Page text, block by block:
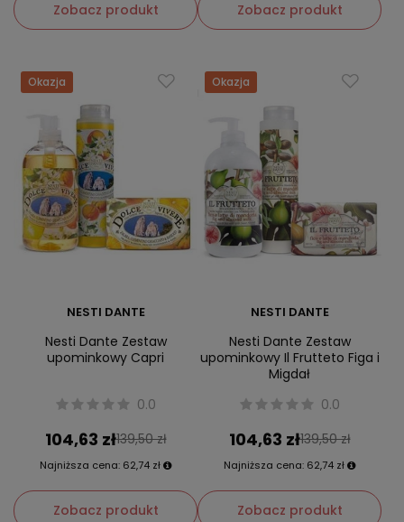
Zobacz produkt Zobacz produkt
Okazja
NESTI DANTE
Nesti Dante Zestaw
upominkowy Capri
0.0
104,63 zł139,50 zł
Najniższa cena: 62,74 zł
Zobacz produkt
Okazja
NESTI DANTE
Nesti Dante Zestaw
upominkowy Il Frutteto Figa i
Migdał
0.0
104,63 zł139,50 zł
Najniższa cena: 62,74 zł
Zobacz produkt